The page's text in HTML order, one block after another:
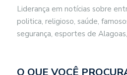
Liderança em notícias sobre
politica, religioso, saúde,
segurança, esportes de
O QUE VOCÊ